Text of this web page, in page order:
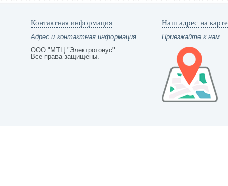
Контактная информация
Адрес и контактная информация
ООО "МТЦ "Электротонус"
Все права защищены.
Наш адрес на карте
Приезжайте к нам .